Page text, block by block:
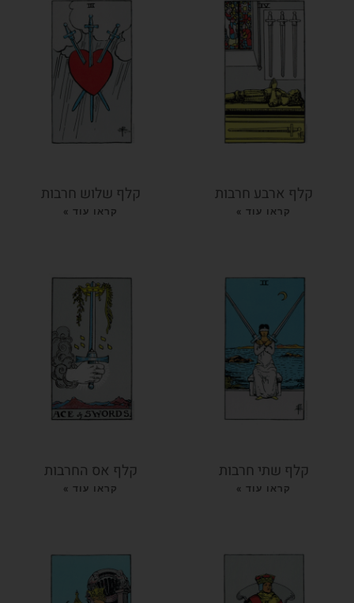
קלף ארבע חרבות
קראו עוד »
קלף שלוש חרבות
קראו עוד »
קלף שתי חרבות
קראו עוד »
קלף אס החרבות
קראו עוד »